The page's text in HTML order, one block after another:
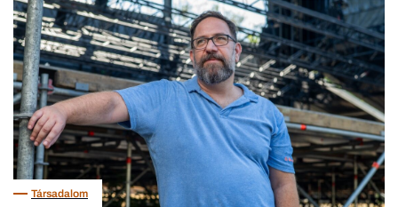
Társadalom